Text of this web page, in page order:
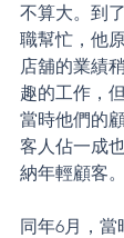
不算大。到
職幫忙，他
店舖的業績
趣的工作，
當時他們的
客人佔一成
納年輕顧客。
同年6月，